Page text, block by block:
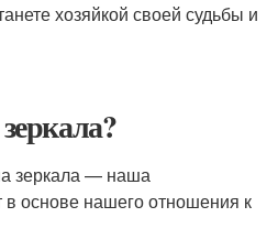
хозяйкой своей судьбы и
зеркала — наша
в основе нашего отношения к